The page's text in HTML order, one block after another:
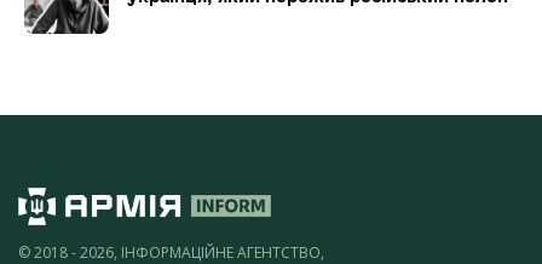
© 2018 - 2026, ІНФОРМАЦІЙНЕ АГЕНТСТВО,